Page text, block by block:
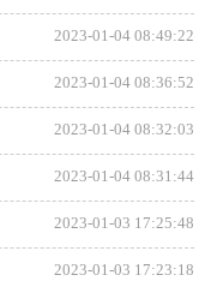
2023-01-04 08:49:22
2023-01-04 08:36:52
2023-01-04 08:32:03
2023-01-04 08:31:44
2023-01-03 17:25:48
2023-01-03 17:23:18